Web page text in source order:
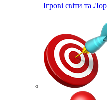
Ігрові світи та Лор